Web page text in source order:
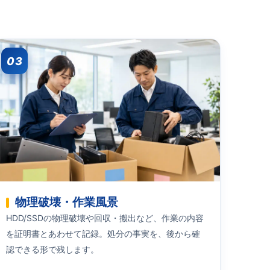
03
物理破壊・作業風景
HDD/SSDの物理破壊や回収・搬出など、作業の内容
を証明書とあわせて記録。処分の事実を、後から確
認できる形で残します。